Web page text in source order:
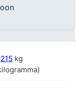
kg